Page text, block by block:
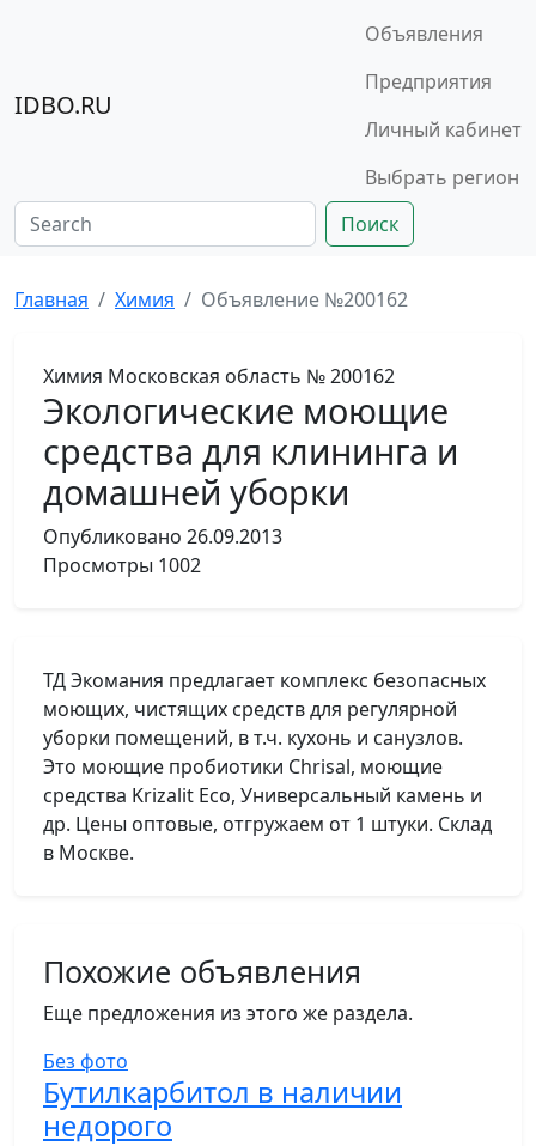
IDBO.RU
Объявления
Предприятия
Личный кабинет
Выбрать регион
Поиск
Главная Химия Объявление №200162
Химия Московская область № 200162
Экологические моющие
средства для клининга и
домашней уборки
Опубликовано 26.09.2013
Просмотры 1002
ТД Экомания предлагает комплекс безопасных
моющих, чистящих средств для регулярной
уборки помещений, в т.ч. кухонь и санузлов.
Это моющие пробиотики Chrisal, моющие
средства Krizalit Eco, Универсальный камень и
др. Цены оптовые, отгружаем от 1 штуки. Склад
в Москве.
Похожие объявления
Еще предложения из этого же раздела.
Без фото
Бутилкарбитол в наличии
недорого